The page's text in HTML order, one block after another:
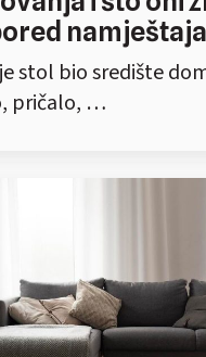
namještaja
stol bio središte
pričalo, …